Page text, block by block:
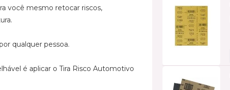
você mesmo retocar riscos,
qualquer pessoa.
é aplicar o Tira Risco Automotivo